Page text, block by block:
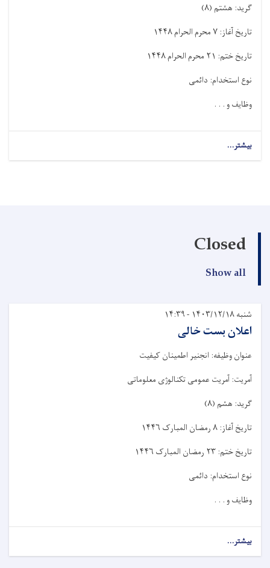
گرید: هشتم )۸(
تاریخ آغاز: ۷محرم الحرام۱۴۴۸
تاریخ ختم: ۲۱ محرم الحرام۱۴۴۸
نوع استخدام: دائمی
وظایف و . . .
بیشتر...
Closed
Show all
شنبه ۱۴۰۳/۱۲/۱۸ - ۱۴:۳۹
اعلان بست خالی
عنوان وظیفه: انجنیر اطمینان کیفیت
آمریت: آمریت عمومی تکنالوژی معلوماتی
گرید: هشم (۸)
تاریخ آغاز: ۸رمضان المبارک ۱۴۴۶
تاریخ ختم: ۲۳ رمضان المبارک ۱۴۴۶
نوع استخدام: دائمی
وظایف و . . .
بیشتر...